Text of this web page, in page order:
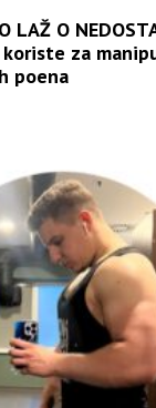
LAŽ O
koriste za
poena